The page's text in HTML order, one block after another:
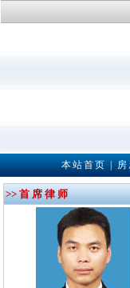
本站首页|
>> 首 席 律 师